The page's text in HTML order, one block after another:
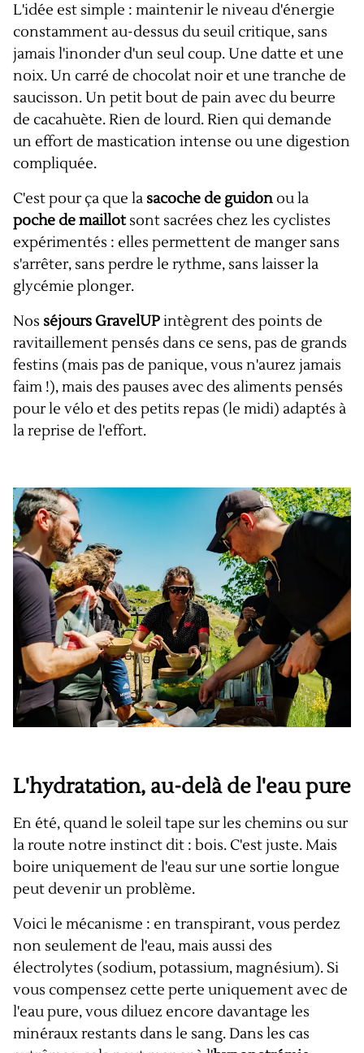
L'idée est simple : maintenir le niveau d'énergie
constamment au-dessus du seuil critique, sans
jamais l'inonder d'un seul coup. Une datte et une
noix. Un carré de chocolat noir et une tranche de
saucisson. Un petit bout de pain avec du beurre
de cacahuète. Rien de lourd. Rien qui demande
un effort de mastication intense ou une digestion
compliquée.
C'est pour ça que la sacoche de guidon ou la
poche de maillotsont sacrées chez les cyclistes
expérimentés : elles permettent de manger sans
s'arrêter, sans perdre le rythme, sans laisser la
glycémie plonger.
Nos séjours GravelUPintègrent des points de
ravitaillement pensés dans ce sens, pas de grands
festins (mais pas de panique, vous n'aurez jamais
faim !), mais des pauses avec des aliments pensés
pour le vélo et des petits repas (le midi) adaptés à
la reprise de l'effort.
L'hydratation, au-delà de l'eau pure
En été, quand le soleil tape sur les chemins ou sur
la route notre instinct dit : bois. C'est juste. Mais
boire uniquement de l'eau sur une sortie longue
peut devenir un problème.
Voici le mécanisme : en transpirant, vous perdez
non seulement de l'eau, mais aussi des
électrolytes (sodium, potassium, magnésium). Si
vous compensez cette perte uniquement avec de
l'eau pure, vous diluez encore davantage les
minéraux restants dans le sang. Dans les cas